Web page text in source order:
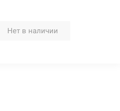
Нет в наличии